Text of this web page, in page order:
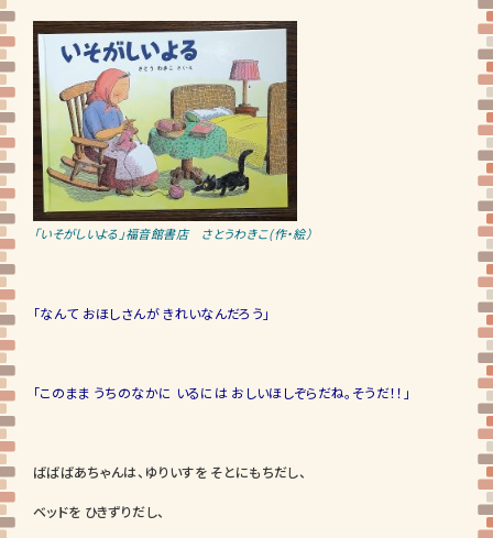
「いそがしいよる」福音館書店 さとうわきこ(作・絵）
「なんて おほしさんが きれいなんだろう」
「このまま うちのなかに いるには おしいほしぞらだね。そうだ！！」
ばばばあちゃんは、ゆりいすを そとにもちだし、
ベッドを ひきずりだし、